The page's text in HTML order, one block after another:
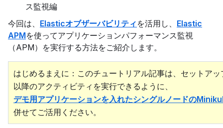
ス監視編
今回は、 Elasticオブザーバビリティ を活用し、 Elastic
APMを使ってアプリケーションパフォーマンス監視
（APM）を実行する方法をご紹介します。
はじめるまえに：このチュートリアル記事は、セットア
以降のアクティビティを実行できるように、
デモ用アプリケーションを入れたシングルノードの
併せてご活用ください。